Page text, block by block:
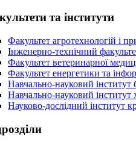
та інститути
Факультет агротехнологій і
Інженерно-технічний
Факультет ветеринарної
Факультет енергетики та
Навчально-науковий інститут
Навчально-науковий інститут
Науково-дослідний інститут